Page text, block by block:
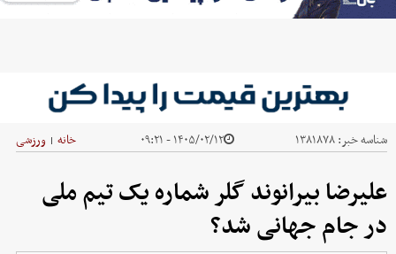
شناسه خبر:۱۳۸۱۸۷۸ ۱۴۰۵/۰۲/۱۲ - ۰۹:۲۱ خانه | ورزشی
علیرضا بیرانوند گلر شماره یک تیم ملی
در جام جهانی شد؟